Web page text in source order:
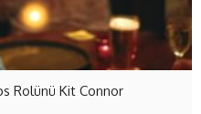
Rolünü Kit Connor